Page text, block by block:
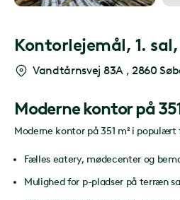
Kontorlejemål, 1.
Vandtårnsvej 83A , 2860
Moderne kontor på
Moderne kontor på 351 m² i populært
Fælles eatery, mødecenter og
Mulighed for p-pladser på terræn